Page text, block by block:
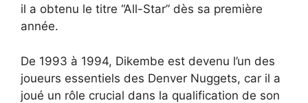
il a obtenu le titre “All-Star” dès sa première
année.
De 1993 à 1994, Dikembe est devenu l’un des
joueurs essentiels des Denver Nuggets, car il a
joué un rôle crucial dans la qualification de son